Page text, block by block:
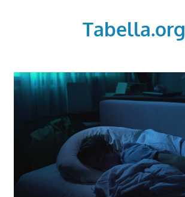
Tabella.org